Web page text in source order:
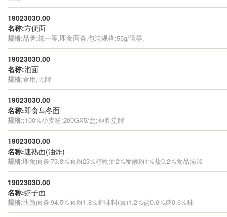
19023030.00
名称:方便面
规格:品牌:统一等,即食面条,包装规格:55g/碗等,
19023030.00
名称:泡面
规格:食用,无牌
19023030.00
名称:即食乌冬面
规格:;100%小麦粉;200GX5/盒;神胜堂牌
19023030.00
名称:速熟面(油炸)
规格:即食面条|73.8%面粉23%植物油2%发酵粉1%盐0.2%食品添加
19023030.00
名称:虾子面
规格:快熟面条|94.5%面粉1.8%虾味料(素)1.2%盐0.6%糖0.6%味